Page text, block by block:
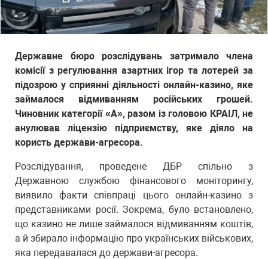
Державне бюро розслідувань затримало члена
комісії з регулювання азартних ігор та лотерей за
підозрою у сприянні діяльності онлайн-казино, яке
займалося відмиванням російських грошей.
Чиновник категорії «А», разом із головою КРАІЛ, не
анулював ліцензію підприємству, яке діяло на
користь держави-агресора.
Розслідування, проведене ДБР спільно з
Державною службою фінансового моніторингу,
виявило факти співпраці цього онлайн-казино з
представниками росії. Зокрема, було встановлено,
що казино не лише займалося відмиванням коштів,
а й збирало інформацію про українських військових,
яка передавалася до держави-агресора.